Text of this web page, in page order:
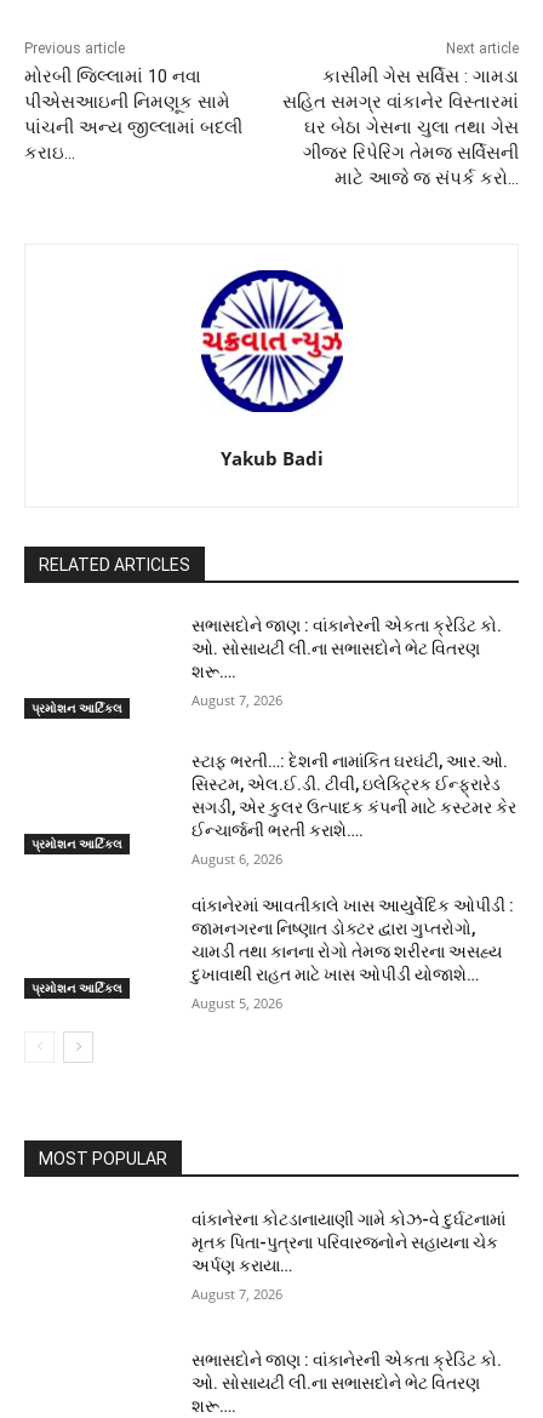
Previous article
મોરબી જિલ્લામાં 10 નવા
પીએસઆઇની નિમણૂક સામે
પાંચની અન્ય જીલ્લામાં બદલી
કરાઇ…
Next article
કાસીમી ગેસ સર્વિસ : ગામડા
સહિત સમગ્ર વાંકાનેર વિસ્તારમાં
ઘર બેઠા ગેસના ચુલા તથા ગેસ
ગીજર રિપેરિંગ તેમજ સર્વિસની
માટે આજે જ સંપર્ક કરો…
Yakub Badi
RELATED ARTICLES
પ્રમોશન આર્ટિકલ
સભાસદોને જાણ : વાંકાનેરની એકતા ક્રેડિટ કો.
ઓ. સોસાયટી લી.ના સભાસદોને ભેટ વિતરણ
શરૂ….
August 7, 2026
પ્રમોશન આર્ટિકલ
સ્ટાફ ભરતી…: દેશની નામાંકિત ઘરઘંટી, આર.ઓ.
સિસ્ટમ, એલ.ઈ.ડી. ટીવી, ઇલેક્ટ્રિક ઈન્ફ્રારેડ
સગડી, એર કુલર ઉત્પાદક કંપની માટે કસ્ટમર કેર
ઈન્ચાર્જની ભરતી કરાશે….
August 6, 2026
પ્રમોશન આર્ટિકલ
વાંકાનેરમાં આવતીકાલે ખાસ આયુર્વેદિક ઓપીડી :
જામનગરના નિષ્ણાત ડોક્ટર દ્વારા ગુપ્તરોગો,
ચામડી તથા કાનના રોગો તેમજ શરીરના અસહ્ય
દુખાવાથી રાહત માટે ખાસ ઓપીડી યોજાશે…
August 5, 2026
MOST POPULAR
વાંકાનેરના કોટડાનાયાણી ગામે કોઝ-વે દુર્ઘટનામાં
મૃતક પિતા-પુત્રના પરિવારજનોને સહાયના ચેક
અર્પણ કરાયા…
August 7, 2026
સભાસદોને જાણ : વાંકાનેરની એકતા ક્રેડિટ કો.
ઓ. સોસાયટી લી.ના સભાસદોને ભેટ વિતરણ
શરૂ….